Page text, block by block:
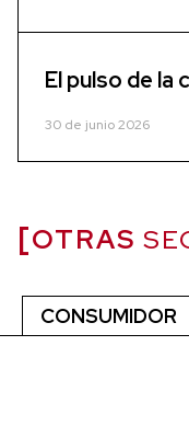
El pulso de la
30 de junio 2026
OTRAS
CONSUMIDOR